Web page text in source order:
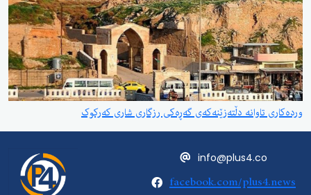
وردەکاری تاوانە دڵتەزێنەکەی گەڕەکی رزگاری شاری کەرکوک
info@plus4.co
facebook.com/plus4.news